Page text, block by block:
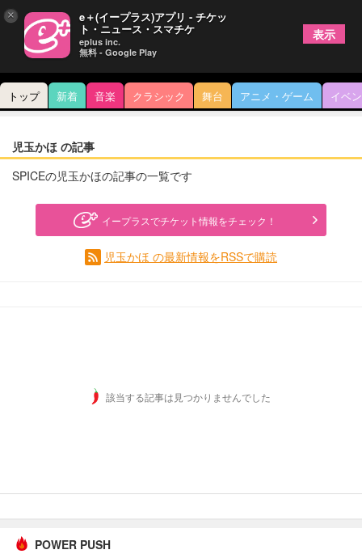
トップ 新着 音楽 クラシック 舞台 アニメ・ゲーム イベ
児玉かほ の記事
SPICEの児玉かほの記事の一覧です
イープラスでチケット情報をチェック！
児玉かほ の最新情報をRSSで購読
該当する記事は見つかりませんでした
POWER PUSH
× e＋(イープラス)アプリ - チケッ
ト・ニュース・スマチケ
eplus inc.
無料 - Google Play
表示